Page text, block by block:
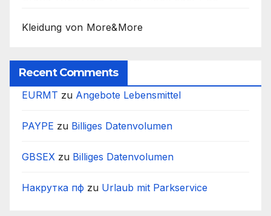
Kleidung von More&More
Recent Comments
EURMT zu Angebote Lebensmittel
PAYPE zu Billiges Datenvolumen
GBSEX zu Billiges Datenvolumen
Накрутка пф zu Urlaub mit Parkservice